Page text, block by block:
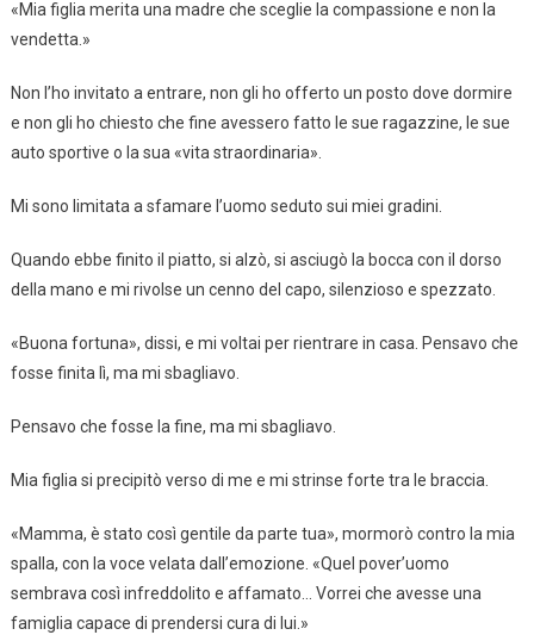
«Mia figlia merita una madre che sceglie la compassione e non la
vendetta.»
Non l’ho invitato a entrare, non gli ho offerto un posto dove dormire
e non gli ho chiesto che fine avessero fatto le sue ragazzine, le sue
auto sportive o la sua «vita straordinaria».
Mi sono limitata a sfamare l’uomo seduto sui miei gradini.
Quando ebbe finito il piatto, si alzò, si asciugò la bocca con il dorso
della mano e mi rivolse un cenno del capo, silenzioso e spezzato.
«Buona fortuna», dissi, e mi voltai per rientrare in casa. Pensavo che
fosse finita lì, ma mi sbagliavo.
Pensavo che fosse la fine, ma mi sbagliavo.
Mia figlia si precipitò verso di me e mi strinse forte tra le braccia.
«Mamma, è stato così gentile da parte tua», mormorò contro la mia
spalla, con la voce velata dall’emozione. «Quel pover’uomo
sembrava così infreddolito e affamato… Vorrei che avesse una
famiglia capace di prendersi cura di lui.»